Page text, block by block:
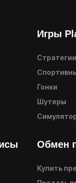
Игры
Стратегии
Гонки
Шутеры
Обмен
Купить